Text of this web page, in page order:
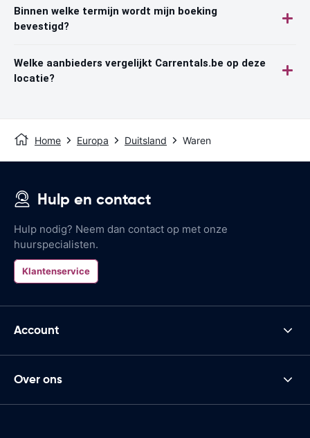
Binnen welke termijn wordt mijn boeking
bevestigd?
Welke aanbieders vergelijkt Carrentals.be op deze
locatie?
Home Europa Duitsland Waren
Hulp en contact
Hulp nodig? Neem dan contact op met onze
huurspecialisten.
Klantenservice
Account
Over ons